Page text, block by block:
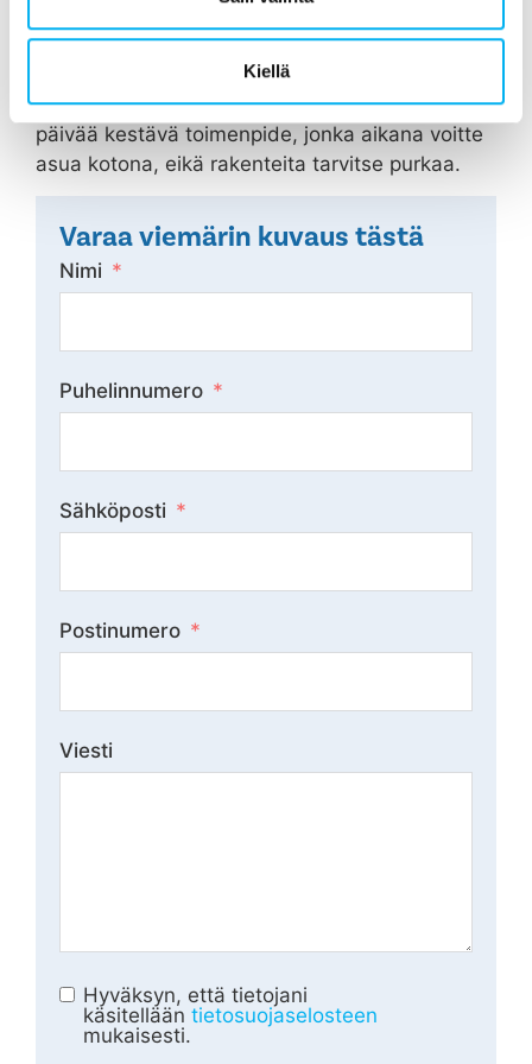
Kiellä
päivää kestävä putkiremontti voidaan välttää
viemärin sukittamisella jopa 50 vuodeksi
eteenpäin. Viemärin sukitus on edullinen ja 3
päivää kestävä toimenpide, jonka aikana voitte
asua kotona, eikä rakenteita tarvitse purkaa.
Varaa viemärin kuvaus tästä
Nimi
Puhelinnumero
Sähköposti
Postinumero
Viesti
Hyväksyn, että tietojani
käsitellään tietosuojaselosteen
mukaisesti.